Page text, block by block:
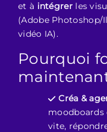
et à intégrerles
(Adobe Photoshop/
vidéo IA).
Pourquoi
Créa &
vite,